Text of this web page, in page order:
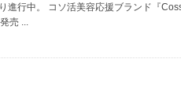
進行中。 コソ活美容応援ブランド『
売 ...